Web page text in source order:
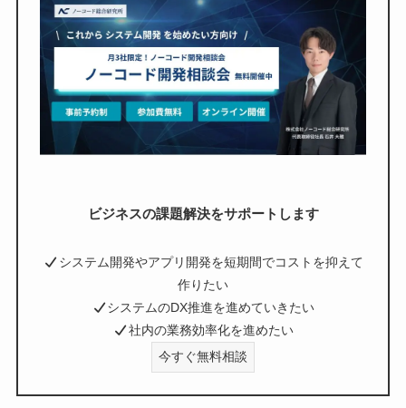
ビジネスの課題解決をサポートします
システム開発やアプリ開発を短期間でコストを抑えて
作りたい
システムのDX推進を進めていきたい
社内の業務効率化を進めたい
今すぐ無料相談